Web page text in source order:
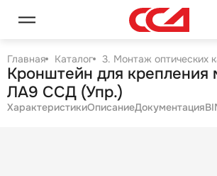
Главная Каталог 3. Монтаж оптических
Кронштейн для
ЛА9 ССД (Упр.)
ХарактеристикиОписаниеДокументация